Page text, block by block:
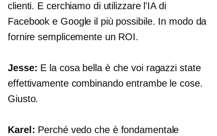
clienti. E cerchiamo di utilizzare l'IA di
Facebook e Google il più possibile. In modo da
fornire semplicemente un ROI.
Jesse: E la cosa bella è che voi ragazzi state
effettivamente combinando entrambe le cose.
Giusto.
Karel: Perché vedo che è fondamentale